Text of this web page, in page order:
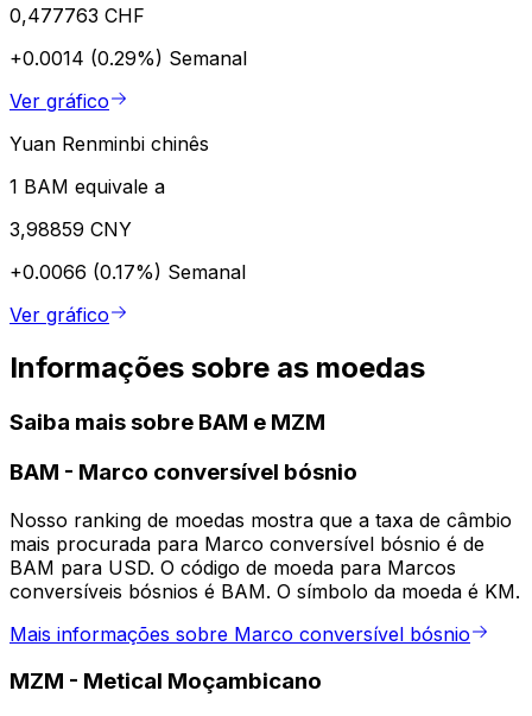
0,477763 CHF
+0.0014 (0.29%) Semanal
Ver gráfico
Yuan Renminbi chinês
1 BAM equivale a
3,98859 CNY
+0.0066 (0.17%) Semanal
Ver gráfico
Informações sobre as moedas
Saiba mais sobre BAM e MZM
BAM - Marco conversível bósnio
Nosso ranking de moedas mostra que a taxa de câmbio
mais procurada para Marco conversível bósnio é de
BAM para USD. O código de moeda para Marcos
conversíveis bósnios é BAM. O símbolo da moeda é KM.
Mais informações sobre Marco conversível bósnio
MZM - Metical Moçambicano